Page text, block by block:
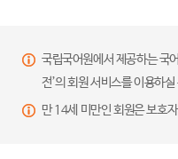
국립국어원에서 제공하는 국
전’의 회원 서비스를 이용하
만 14세 미만인 회원은 보호